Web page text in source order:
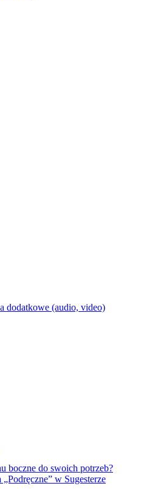
dodatkowe (audio, video)
boczne do swoich potrzeb?
„Podręczne” w Sugesterze